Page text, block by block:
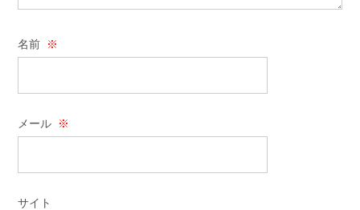
名前 ※
メール ※
サイト